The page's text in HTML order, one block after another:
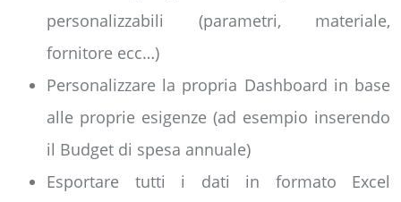
personalizzabili (parametri, materiale,
fornitore ecc…)
Personalizzare la propria Dashboard in base
alle proprie esigenze (ad esempio inserendo
il Budget di spesa annuale)
Esportare tutti i dati in formato Excel